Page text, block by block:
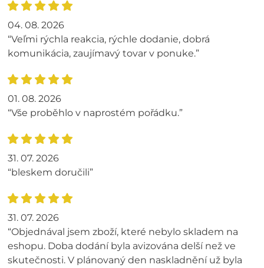
04. 08. 2026
“Veľmi rýchla reakcia, rýchle dodanie, dobrá
komunikácia, zaujímavý tovar v ponuke.”
01. 08. 2026
“Vše proběhlo v naprostém pořádku.”
31. 07. 2026
“bleskem doručili”
31. 07. 2026
“Objednával jsem zboží, které nebylo skladem na
eshopu. Doba dodání byla avizována delší než ve
skutečnosti. V plánovaný den naskladnění už byla